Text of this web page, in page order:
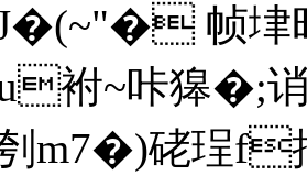
帧垏
袝~咔獆�;诮
m7�)硓珵f